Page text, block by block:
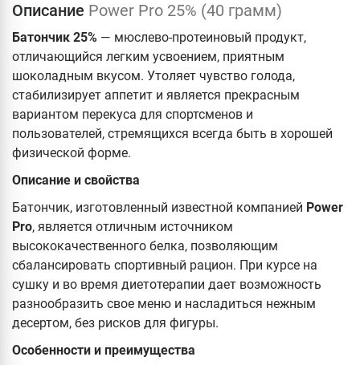
Описание Power Pro 25% (40 грамм)
Батончик 25% — мюслево-протеиновый продукт,
отличающийся легким усвоением, приятным
шоколадным вкусом. Утоляет чувство голода,
стабилизирует аппетит и является прекрасным
вариантом перекуса для спортсменов и
пользователей, стремящихся всегда быть в хорошей
физической форме.
Описание и свойства
Батончик, изготовленный известной компанией Power
Pro, является отличным источником
высококачественного белка, позволяющим
сбалансировать спортивный рацион. При курсе на
сушку и во время диетотерапии дает возможность
разнообразить свое меню и насладиться нежным
десертом, без рисков для фигуры.
Особенности и преимущества